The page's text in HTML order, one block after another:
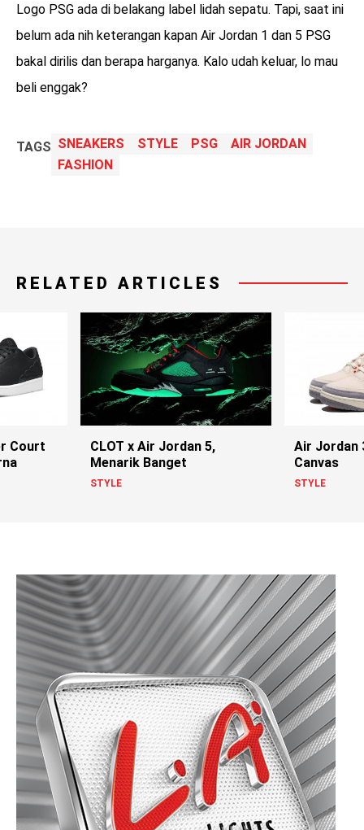
Logo PSG ada di belakang label lidah sepatu. Tapi, saat ini
belum ada nih keterangan kapan Air Jordan 1 dan 5 PSG
bakal dirilis dan berapa harganya. Kalo udah keluar, lo mau
beli enggak?
TAGS SNEAKERS STYLE PSG
AIR JORDAN
FASHION
RELATED ARTICLES
Court
CLOT x Air Jordan 5,
Menarik Banget
STYLE
Air Jordan
Canvas
STYLE